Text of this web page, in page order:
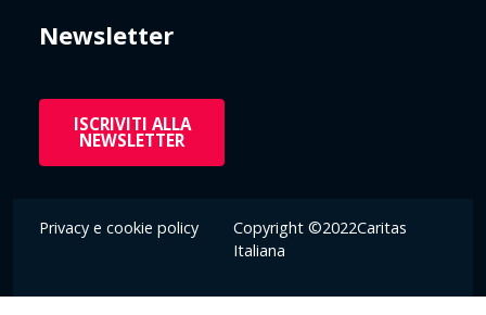
Newsletter
ISCRIVITI ALLA
NEWSLETTER
Privacy e cookie policy
Copyright ©2022Caritas
Italiana